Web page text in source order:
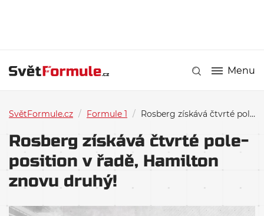
Menu
SvětFormule.cz / Formule 1 / Rosberg získává čtvrté pole-position v řadě, Hamilton znovu druhý!
Rosberg získává čtvrté pole-
position v řadě, Hamilton
znovu druhý!